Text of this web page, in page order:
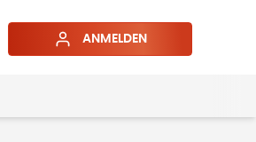
ANMELDEN